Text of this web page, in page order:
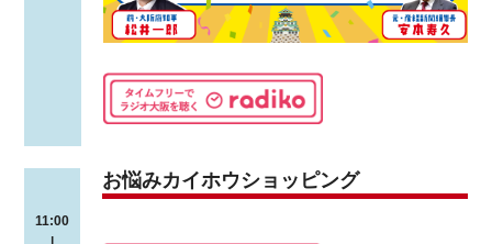
11:00
お悩みカイホウショッピング